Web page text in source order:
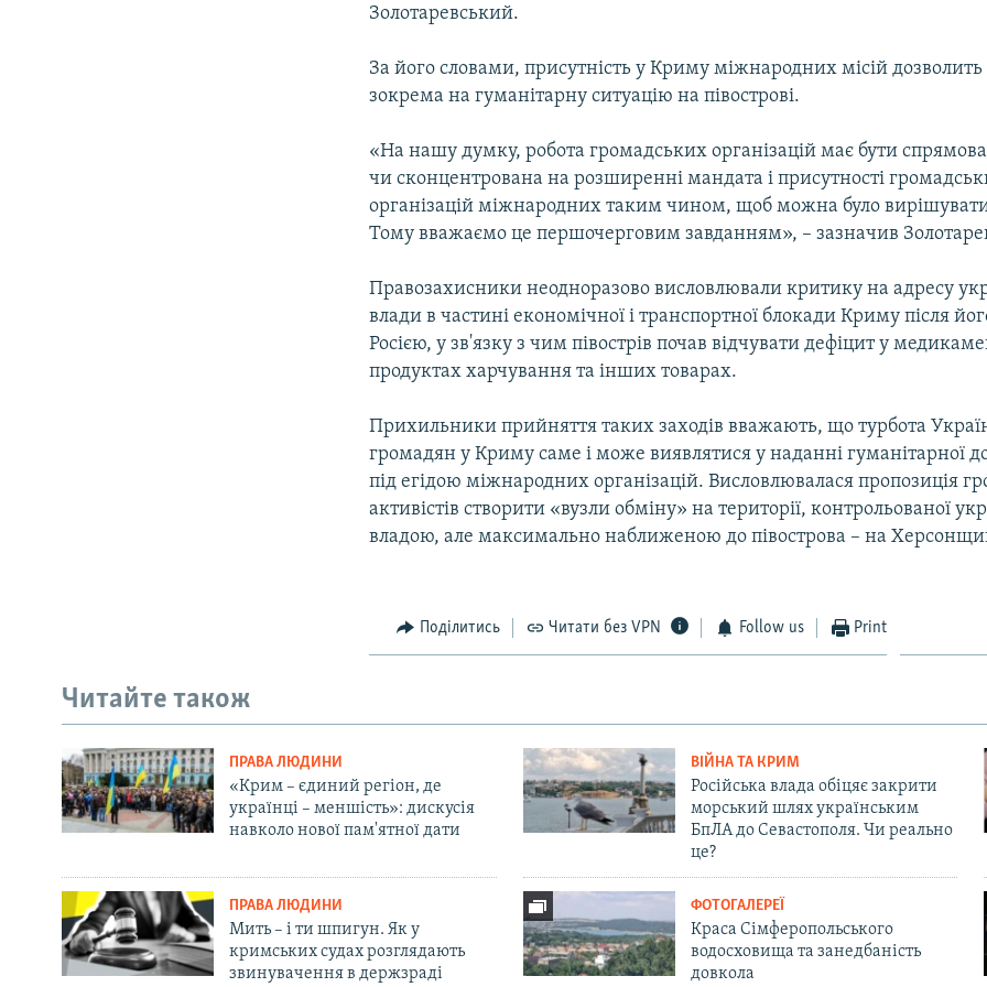
Золотаревський.
За його словами, присутність у Криму міжнародних місій
зокрема на гуманітарну ситуацію на півострові.
«На нашу думку, робота громадських організацій має бути
чи сконцентрована на розширенні мандата і присутності
організацій міжнародних таким чином, щоб можна було
Тому вважаємо це першочерговим завданням», – зазначив
Правозахисники неодноразово висловлювали критику на адресу
влади в частині економічної і транспортної блокади Криму після
Росією, у зв'язку з чим півострів почав відчувати дефіцит у
продуктах харчування та інших товарах.
Прихильники прийняття таких заходів вважають, що турбота
громадян у Криму саме і може виявлятися у наданні гуманітарної
під егідою міжнародних організацій. Висловлювалася пропозиція
активістів створити «вузли обміну» на території, контрольованої
владою, але максимально наближеною до півострова – на
Поділитись Читати без VPN Follow us Print
Читайте також
ПРАВА ЛЮДИНИ
«Крим – єдиний регіон, де
українці – меншість»: дискусія
навколо нової пам'ятної дати
ВІЙНА ТА КРИМ
Російська влада обіцяє закрити
морський шлях українським
БпЛА до Севастополя. Чи реально
це?
ПРАВА ЛЮДИНИ
Мить – і ти шпигун. Як у
кримських судах розглядають
звинувачення в держзраді
ФОТОГАЛЕРЕЇ
Краса Сімферопольського
водосховища та занедбаність
довкола